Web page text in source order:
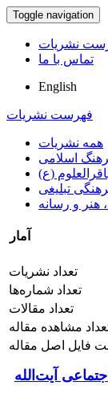
Toggle navigation
نشریات
تماس با ما
English
فهرست نشریات
همه نشریات
اسلامی
(ع)
تبلیغی
و رسانه
آمار
تعداد نشریات
تعداد شماره‌ها
تعداد مقالات
مشاهده مقاله
فایل اصل مقاله
آیت‌الله